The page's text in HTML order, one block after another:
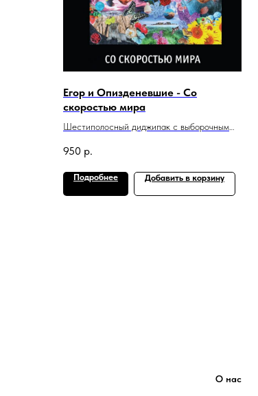
Егор и Опизденевшие - Со
скоростью мира
Шестиполосный диджипак с выборочным
950 р.
Подробнее Добавить в корзину
О нас